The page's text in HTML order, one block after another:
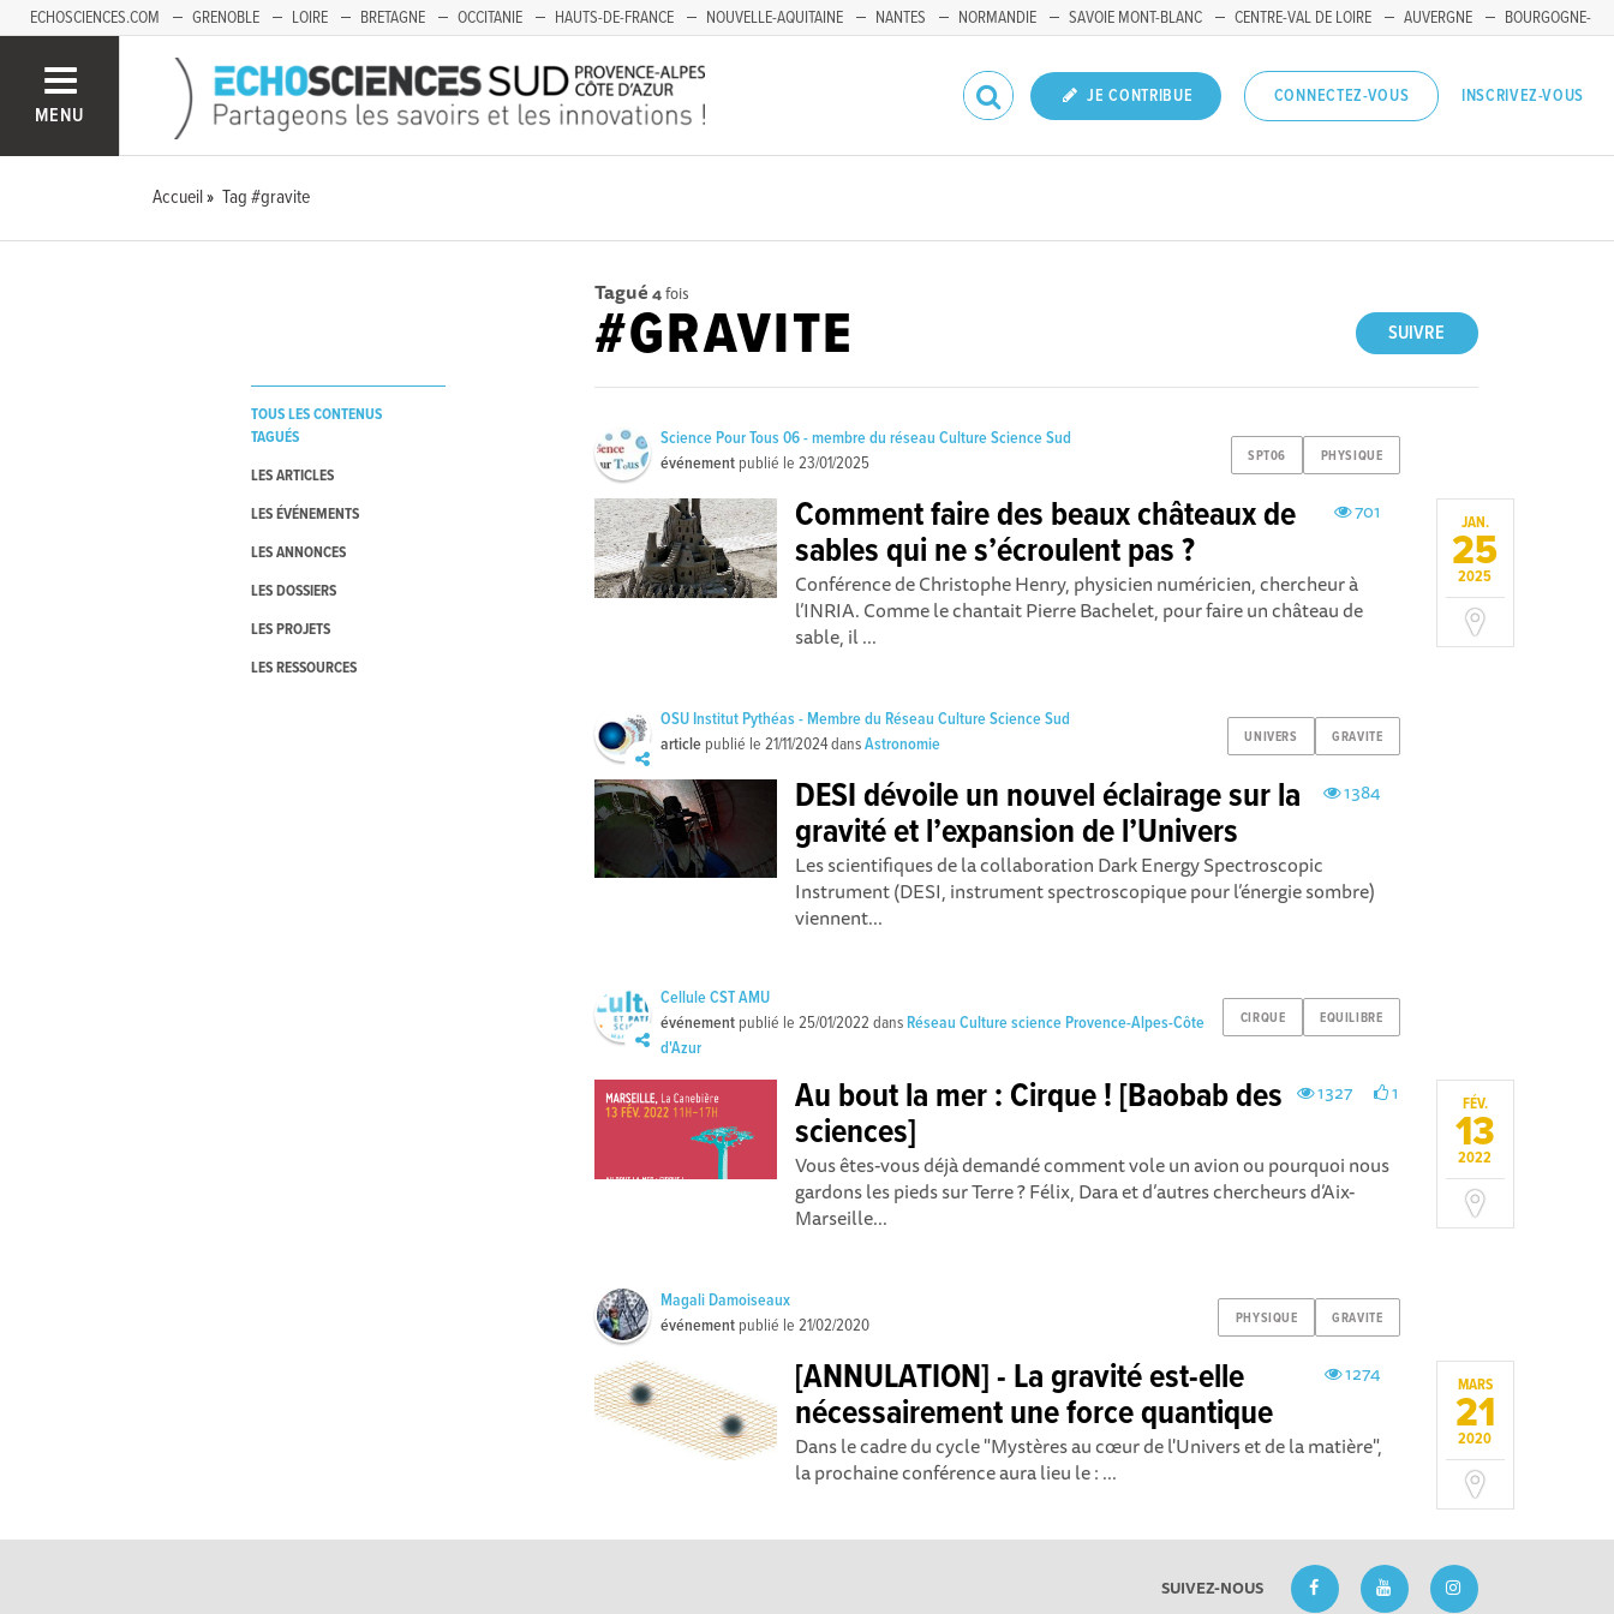
ECHOSCIENCES.COM GRENOBLE LOIRE BRETAGNE OCCITANIE HAUTS-DE-FRANCE NOUVELLE-AQUITAINE NANTES NORMANDIE SAVOIE MONT-BLANC CENTRE-VAL DE LOIRE AUVERGNE
BOURGOGNE-
MENU
JE CONTRIBUE CONNECTEZ-VOUS INSCRIVEZ-VOUS
Accueil Tag #gravite
TOUS LES CONTENUS
TAGUÉS
LES ARTICLES
LES ÉVÉNEMENTS
LES ANNONCES
LES DOSSIERS
LES PROJETS
LES RESSOURCES
Tagué 4fois
SUIVRE
#GRAVITE
SPT06 PHYSIQUE
Science Pour Tous 06 - membre du réseau Culture Science Sud
événement publié le23/01/2025
JAN.
25
2025
701
Comment faire des beaux châteaux de
sables qui ne s’écroulent pas ?
Conférence de Christophe Henry, physicien numéricien, chercheur à
l’INRIA. Comme le chantait Pierre Bachelet, pour faire un château de
sable, il ...
UNIVERS GRAVITE
OSU Institut Pythéas - Membre du Réseau Culture Science Sud
article publié le21/11/2024dansAstronomie
1384
DESI dévoile un nouvel éclairage sur la
gravité et l’expansion de l’Univers
Les scientifiques de la collaboration Dark Energy Spectroscopic
Instrument (DESI, instrument spectroscopique pour l’énergie sombre)
viennent...
CIRQUE EQUILIBRE
Cellule CST AMU
événement publié le25/01/2022 dans Réseau Culture science Provence-Alpes-Côte
d'Azur
FÉV.
13
2022
1327 1
Au bout la mer : Cirque ! [Baobab des
sciences]
Vous êtes-vous déjà demandé comment vole un avion ou pourquoi nous
gardons les pieds sur Terre ? Félix, Dara et d’autres chercheurs d’Aix-
Marseille...
PHYSIQUE GRAVITE
Magali Damoiseaux
événement publié le21/02/2020
MARS
21
2020
1274
[ANNULATION] - La gravité est-elle
nécessairement une force quantique
Dans le cadre du cycle "Mystères au cœur de l'Univers et de la matière",
la prochaine conférence aura lieu le : ...
SUIVEZ-NOUS